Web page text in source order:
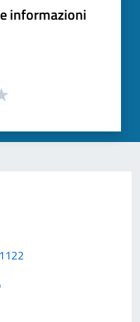
informazioni